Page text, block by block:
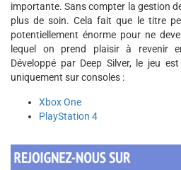
importante. Sans compter la gestion
plus de soin. Cela fait que le titre
potentiellement énorme pour ne
lequel on prend plaisir à revenir
Développé par Deep Silver, le jeu
uniquement sur consoles :
Xbox One
PlayStation 4